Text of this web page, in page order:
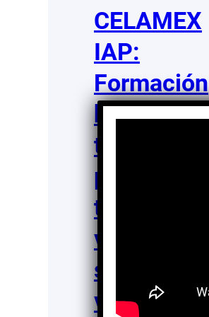
CELAMEX
IAP:
Formación
humana y
tecnológica
para
transformar
vidas en
situación
vulnerable